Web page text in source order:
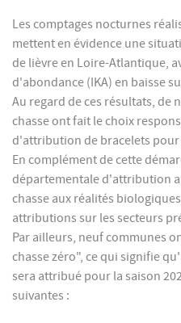
Les comptages nocturnes
mettent en évidence une
de lièvre en Loire-Atlantique,
d'abondance (IKA) en baisse
Au regard de ces résultats, de
chasse ont fait le choix
d'attribution de bracelets pour
En complément de cette
départementale d'attribution
chasse aux réalités
attributions sur les secteurs
Par ailleurs, neuf communes
chasse zéro", ce qui signifie
sera attribué pour la saison
suivantes :